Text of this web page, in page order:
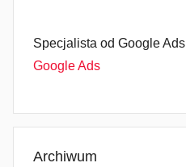
Specjalista od Google Ads
Google Ads
Archiwum